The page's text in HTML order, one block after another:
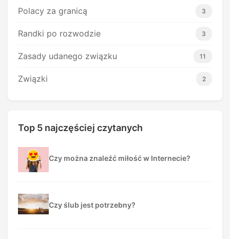
Polacy za granicą 3
Randki po rozwodzie 3
Zasady udanego związku 11
Związki 2
Top 5 najczęściej czytanych
Czy można znaleźć miłość w Internecie?
Czy ślub jest potrzebny?